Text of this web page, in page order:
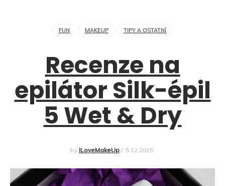
FUN MAKEUP TIPY A OSTATNÍ
Recenze na
epilátor Silk-épil
5 Wet & Dry
by ILoveMakeUp / 5.12.2015